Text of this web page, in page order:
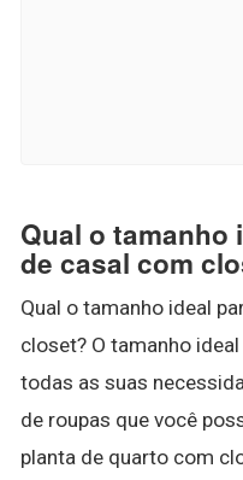
Qual o tamanho
de casal com
Qual o tamanho ideal
closet? O tamanho
todas as suas
de roupas que você
planta de quarto com